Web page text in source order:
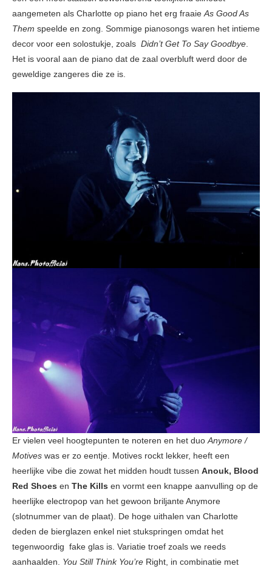
aangemeten als Charlotte op piano het erg fraaie As Good As
Them speelde en zong. Sommige pianosongs waren het intieme
decor voor een solostukje, zoals Didn’t Get To Say Goodbye
Het is vooral aan de piano dat de zaal overbluft werd door de
geweldige zangeres die ze is.
Er vielen veel hoogtepunten te noteren en het duo Anymore /
Motives was er zo eentje. Motives rockt lekker, heeft een
heerlijke vibe die zowat het midden houdt tussen Anouk, Blood
Red Shoes en The Kills en vormt een knappe aanvulling op de
heerlijke electropop van het gewoon briljante Anymore
(slotnummer van de plaat). De hoge uithalen van Charlotte
deden de bierglazen enkel niet stukspringen omdat het
tegenwoordig fake glas is. Variatie troef zoals we reeds
aanhaalden. You Still Think You’re Right, in combinatie met